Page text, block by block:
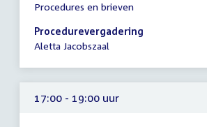
vergadering
16:30
-
uur
Procedures en brieven
Procedurevergadering
Aletta Jacobszaal
17:00 - 19:00 uur